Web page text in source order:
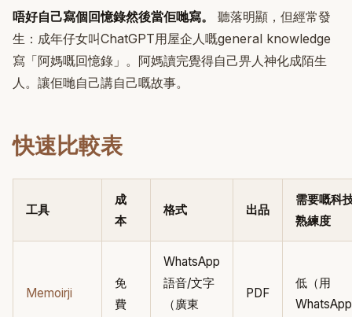
唔好自己寫個回憶錄然後當佢哋寫。
聽落明顯，但經常發
生：成年仔女叫ChatGPT用屋企人嘅general knowledge
寫「阿媽嘅回憶錄」。阿媽讀完覺得自己畀人神化成陌生
人。讓佢哋自己講自己嘅故事。
快速比較表
工具
成
本
格式 出品
需要嘅科
熟練度
Memoirji
免
費
WhatsApp
語音/文字
（廣東
PDF
低（用